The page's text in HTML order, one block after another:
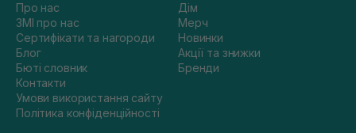
Про нас
ЗМІ про нас
Сертифікати та нагороди
Блог
Бюті словник
Контакти
Умови використання сайту
Політика конфіденційності
Дім
Мерч
Новинки
Акції та знижки
Бренди